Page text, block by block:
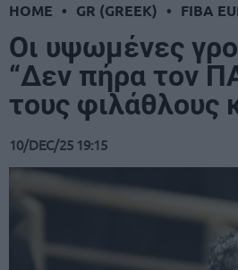
HOME • GR (GREEK) • FIBA
Οι υψωμένες
“Δεν πήρα τον
τους φιλάθλους
10/DEC/25 19:15